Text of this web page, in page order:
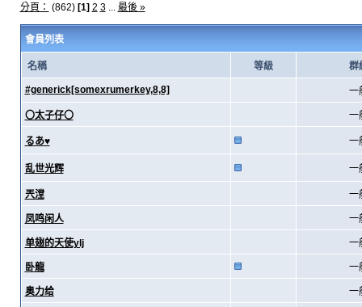
分頁： (862) [1] 2 3... 最後 »
會員列表
名稱 等級 群
#generick[somexrumerkey,8,8] 一
〇太子仔〇 一
るあ♥ 一
乱世光辉 一
兲漟 一
凤鸣闲人 一
单翅的天使ylj 一
卧龍 一
奥力给 一